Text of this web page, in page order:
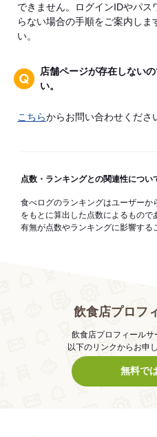
できません。ログインIDやパ
らない場合の手順をご案内しま
い。
店舗ページが存在しない
い。
こちらからお問い合わせくださ
点数・ランキングとの関連性につい
食べログのランキングはユーザーか
をもとに算出した点数によるもの
有無が点数やランキングに影響する
飲食店プロフ
飲食店プロフィールサ
以下のリンクからお申
無料で